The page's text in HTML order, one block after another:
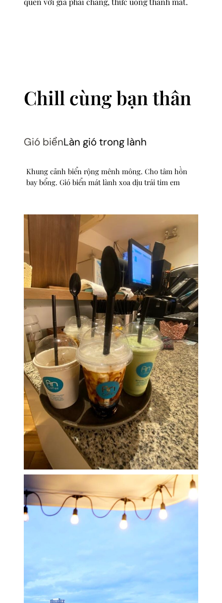
Chill cùng bạn thân
Gió biểnLàn gió trong lành
Khung cảnh biển rộng mênh mông. Cho tâm hồn
bay bổng. Gió biển mát lành xoa dịu trái tim em